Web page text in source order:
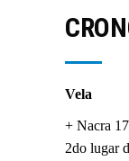
Vela
+ Nacra
2do lugar